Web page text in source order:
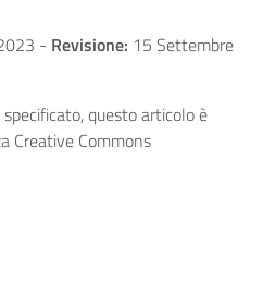
- Revisione: 15 Settembre
questo articolo è
Creative Commons